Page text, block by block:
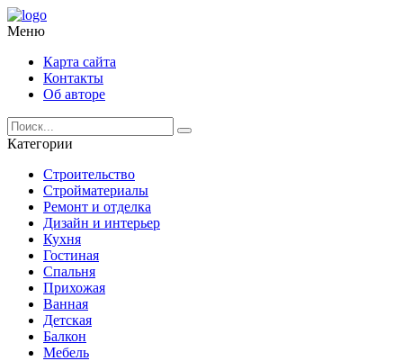
Меню
Карта сайта
Контакты
Об авторе
Категории
Строительство
Стройматериалы
Ремонт и отделка
Дизайн и интерьер
Кухня
Гостиная
Спальня
Прихожая
Ванная
Детская
Балкон
Мебель